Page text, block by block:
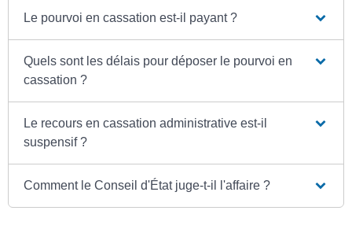
Le pourvoi en cassation est-il payant ?
Quels sont les délais pour déposer le pourvoi en
cassation ?
Le recours en cassation administrative est-il
suspensif ?
Comment le Conseil d'État juge-t-il l'affaire ?